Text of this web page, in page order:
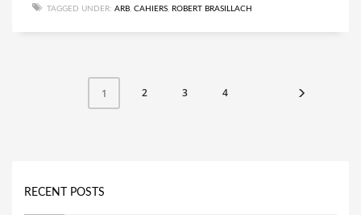
TAGGED UNDER: ARB CAHIERS ROBERT BRASILLACH
1 2 3 4
RECENT POSTS